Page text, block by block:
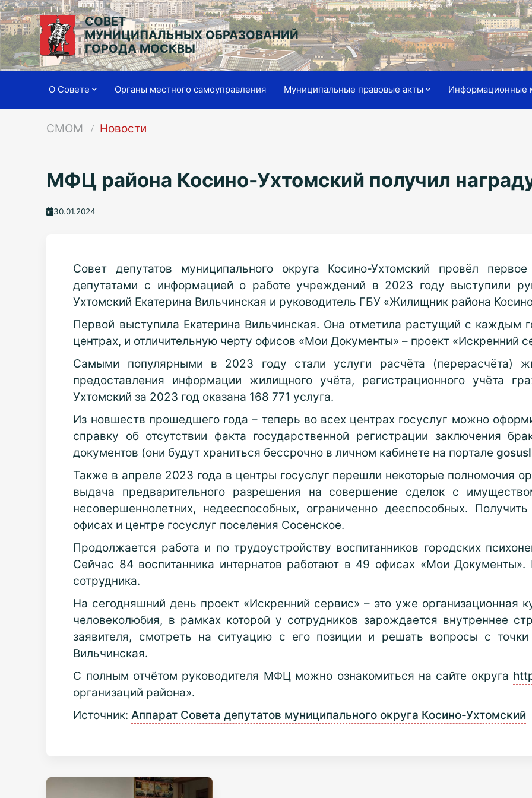
СОВЕТ
МУНИЦИПАЛЬНЫХ ОБРАЗОВАНИЙ
ГОРОДА МОСКВЫ
О Совете Органы местного самоуправления Муниципальные правовые акты Информационные
СМОМ Новости
МФЦ района Косино-Ухтомский получил
30.01.2024
Совет депутатов муниципального округа Косино-Ухтомский провёл
депутатами с информацией о работе учреждений в 2023 году выступили
Ухтомский Екатерина Вильчинская и руководитель ГБУ «Жилищник района
Первой выступила Екатерина Вильчинская. Она отметила растущий с каждым
центрах, и отличительную черту офисов «Мои Документы» – проект «Искренний
Самыми популярными в 2023 году стали услуги расчёта (перерасчёта)
предоставления информации жилищного учёта, регистрационного
Ухтомский за 2023 год оказана 168 771 услуга.
Из новшеств прошедшего года – теперь во всех центрах госуслуг можно
справку об отсутствии факта государственной регистрации заключения
документов (они будут храниться бессрочно в личном кабинете на портале
Также в апреле 2023 года в центры госуслуг перешли некоторые полномочия
выдача предварительного разрешения на совершение сделок с
несовершеннолетних, недееспособных, ограниченно дееспособных.
офисах и центре госуслуг поселения Сосенское.
Продолжается работа и по трудоустройству воспитанников городских
Сейчас 84 воспитанника интернатов работают в 49 офисах «Мои
сотрудника.
На сегодняшний день проект «Искренний сервис» – это уже организационная
человеколюбия, в рамках которой у сотрудников зарождается внутреннее
заявителя, смотреть на ситуацию с его позиции и решать вопросы с точки
Вильчинская.
С полным отчётом руководителя МФЦ можно ознакомиться на сайте округа
организаций района».
Источник:Аппарат Совета депутатов муниципального округа Косино-Ухтомский